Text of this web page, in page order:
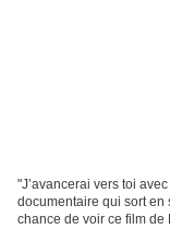
"J’avancerai vers toi
documentaire qui sort en
chance de voir ce film